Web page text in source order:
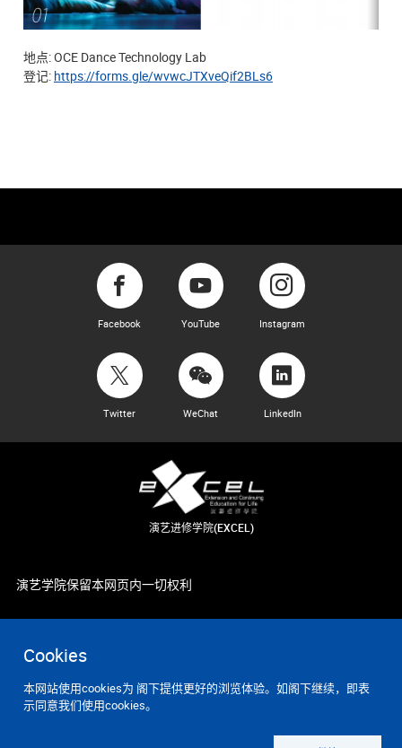
Cookies
本网站使用cookies为 阁下提供更好的浏览体验。如阁下继续，即表
示同意我们使用cookies。
地点: OCE Dance Technology Lab
登记: https://forms.gle/wvwcJTXveQif2BLs6
Facebook YouTube Instagram
Twitter WeChat LinkedIn
演艺进修学院(EXCEL)
演艺学院保留本网页内一切权利